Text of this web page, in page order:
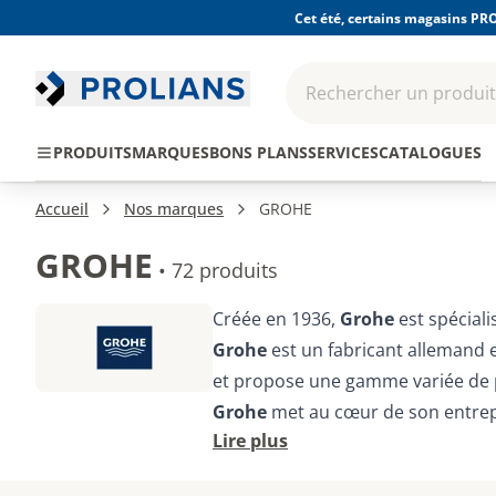
Cet été, certains magasins
Rechercher un
PRODUITSMARQUESBONS PLANSSERVICESCATALOGUES
individuelle
Outillage
Accueil Nos marques GROHE
GROHE • 72 produits
Créée en 1936, Grohe est
Grohe est un fabricant allemand
et propose une gamme variée
Grohe met au cœur de son
Lire plus